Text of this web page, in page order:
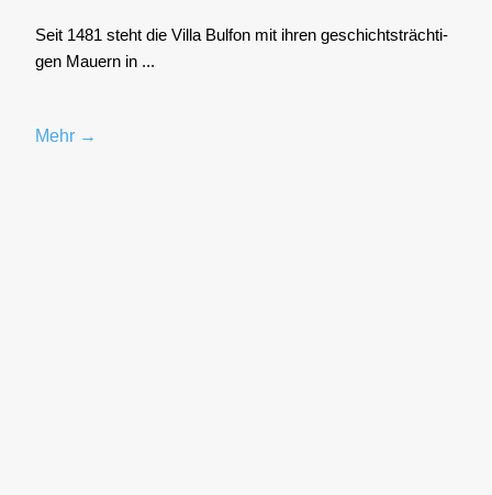
Seit 1481 steht die Vil­la Bul­fon mit ihren geschichts­träch­ti­
gen Mau­ern in ...
Mehr →